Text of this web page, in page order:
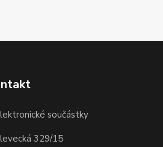
součástky
329/15